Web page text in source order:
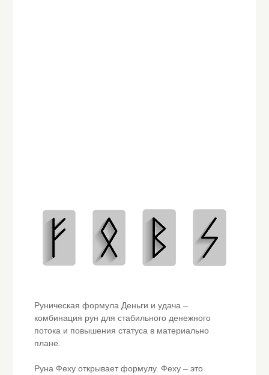
Руническая формула Деньги и удача –
комбинация рун для стабильного денежного
потока и повышения статуса в материально
плане.
Руна Феху открывает формулу. Феху – это